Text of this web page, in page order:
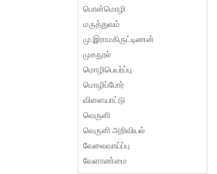
பொன்மொழி
மருத்துவம்
மு.இராமகிருட்டிணன்
முகநூல்
மொழிபெயர்ப்பு
மொழிப்போர்
விளையாட்டு
வெருளி
வெருளி அறிவியல்
வேலைவாய்ப்பு
வேளாண்மை